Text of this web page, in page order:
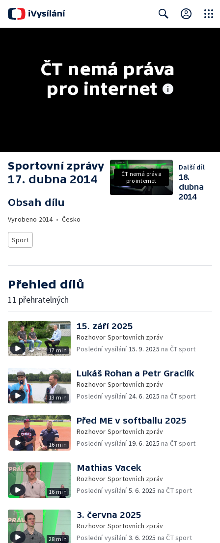
ČT nemá práva
pro internet
Sportovní zprávy
17. dubna 2014
Obsah dílu
Vyrobeno 2014• Česko
Sport
ČT nemá práva
pro internet
Další díl
18.
dubna
2014
Přehled dílů
11 přehratelných
17 min
15. září 2025
Rozhovor Sportovních zpráv
Poslední vysílání15. 9. 2025 na ČT sport
13 min
Lukáš Rohan a Petr Graclík
Rozhovor Sportovních zpráv
Poslední vysílání 24. 6. 2025 na ČT sport
16 min
Před ME v softballu 2025
Rozhovor Sportovních zpráv
Poslední vysílání19. 6. 2025 na ČT sport
16 min
Mathias Vacek
Rozhovor Sportovních zpráv
Poslední vysílání5. 6. 2025 na ČT sport
28 min
3. června 2025
Rozhovor Sportovních zpráv
Poslední vysílání3. 6. 2025 na ČT sport